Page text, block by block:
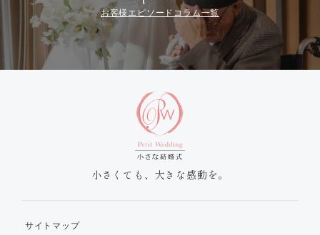
お客様エピソードコラム一覧
小さくても、大きな感動を。
サイトマップ